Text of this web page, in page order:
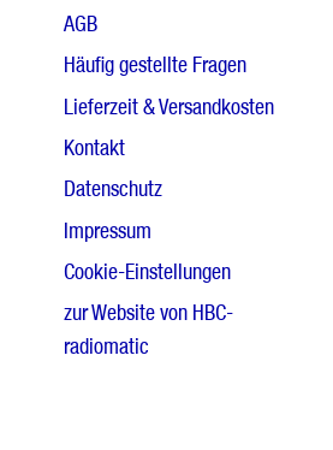
AGB
Häufig gestellte Fragen
Lieferzeit & Versandkosten
Kontakt
Datenschutz
Impressum
Cookie-Einstellungen
zur Website von HBC-
radiomatic